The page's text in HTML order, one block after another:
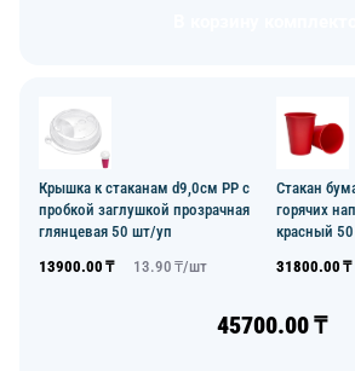
Крышка к стаканам d9,0см PP с
пробкой заглушкой прозрачная
глянцевая 50 шт/уп
13900.00 ₸ 13.90 ₸/шт
Стакан
горячих
красный
31800.00 ₸
45700.00₸